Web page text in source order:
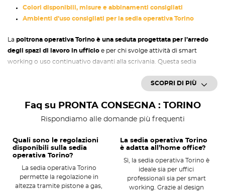
Colori disponibili, misure e abbinamenti consigliati
Ambienti d’uso consigliati per la sedia operativa Torino
La poltrona operativa Torino è una seduta progettata per l’arredo
degli spazi di lavoro in ufficio e per chi svolge attività di smart
working o uso continuativo davanti alla scrivania. Questa sedia
garantire comfort e facilità di utilizzo. Grazie al rivestimento imbottito
durante le ore di utilizzo prolungate.
Struttura e materiali della poltrona
con schienale imbottito
Lapoltrona operativa Torino
si caratterizza per una struttura solida
e rivestita in materiali imbottiti e resistenti, pensata per l’uso
quotidiano. La seduta e lo schienale imbottito favoriscono una
postura confortevole e contribuiscono a ridurre l’affaticamento.Il
SCOPRI DI PIÙ
Faq su PRONTA CONSEGNA : TORINO
Rispondiamo alle domande più frequenti
Quali sono le regolazioni
disponibili sulla sedia
operativa Torino?
La sedia operativa Torino
permette la regolazione in
altezza tramite pistone a gas,
La sedia operativa Torino
è adatta all’home office?
Sì, la sedia operativa Torino è
ideale sia per uffici
professionali sia per smart
working. Grazie al design